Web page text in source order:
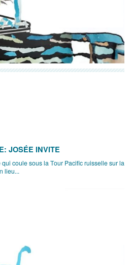
JOSÉE INVITE
coule sous la Tour Pacific ruisselle sur la
lieu...